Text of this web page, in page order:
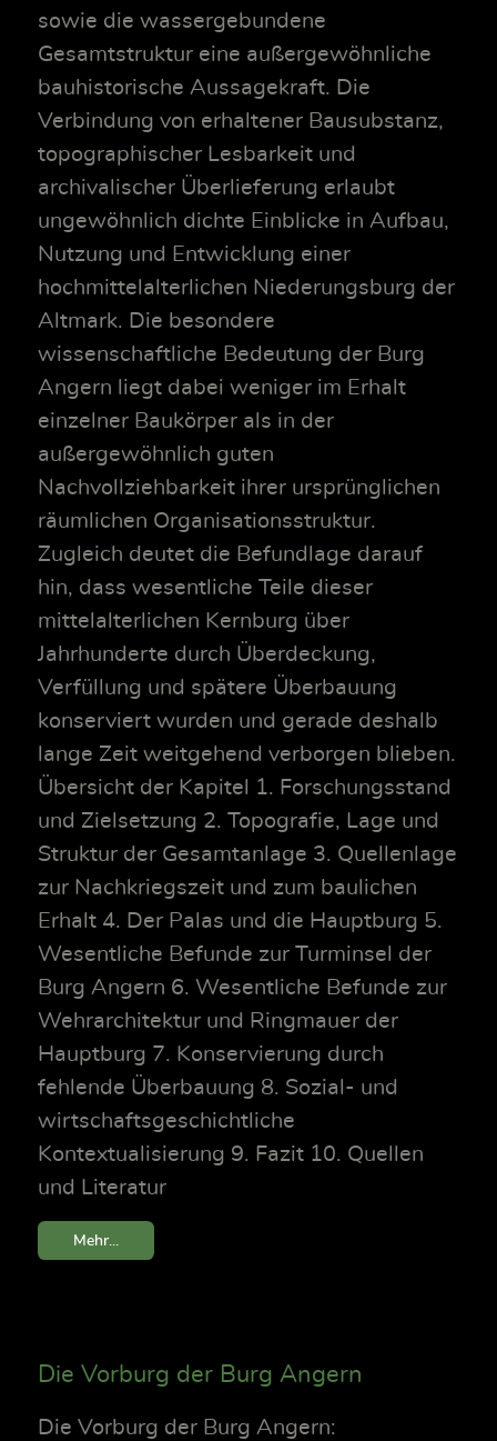
sowie die wassergebundene
Gesamtstruktur eine außergewöhnliche
bauhistorische Aussagekraft. Die
Verbindung von erhaltener Bausubstanz,
topographischer Lesbarkeit und
archivalischer Überlieferung erlaubt
ungewöhnlich dichte Einblicke in Aufbau,
Nutzung und Entwicklung einer
hochmittelalterlichen Niederungsburg der
Altmark. Die besondere
wissenschaftliche Bedeutung der Burg
Angern liegt dabei weniger im Erhalt
einzelner Baukörper als in der
außergewöhnlich guten
Nachvollziehbarkeit ihrer ursprünglichen
räumlichen Organisationsstruktur.
Zugleich deutet die Befundlage darauf
hin, dass wesentliche Teile dieser
mittelalterlichen Kernburg über
Jahrhunderte durch Überdeckung,
Verfüllung und spätere Überbauung
konserviert wurden und gerade deshalb
lange Zeit weitgehend verborgen blieben.
Übersicht der Kapitel 1. Forschungsstand
und Zielsetzung 2. Topografie, Lage und
Struktur der Gesamtanlage 3. Quellenlage
zur Nachkriegszeit und zum baulichen
Erhalt 4. Der Palas und die Hauptburg 5.
Wesentliche Befunde zur Turminsel der
Burg Angern 6. Wesentliche Befunde zur
Wehrarchitektur und Ringmauer der
Hauptburg 7. Konservierung durch
fehlende Überbauung 8. Sozial- und
wirtschaftsgeschichtliche
Kontextualisierung 9. Fazit 10. Quellen
und Literatur
Mehr...
Die Vorburg der Burg Angern
Die Vorburg der Burg Angern: